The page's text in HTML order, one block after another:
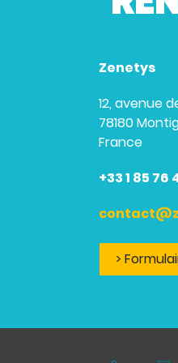
Zenetys
12, avenue
78180
France
+33 1 85 76
>